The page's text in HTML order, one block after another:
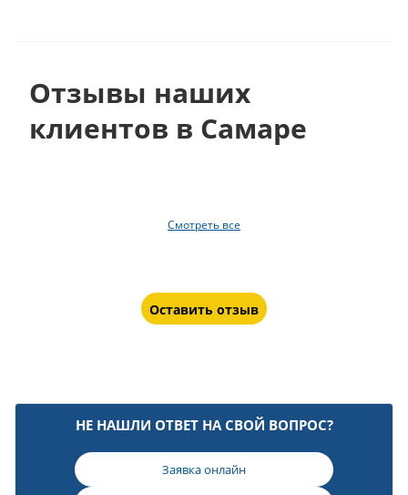
Отзывы наших
клиентов в Самаре
Смотреть все
Оставить отзыв
НЕ НАШЛИ ОТВЕТ НА СВОЙ ВОПРОС?
Заявка онлайн